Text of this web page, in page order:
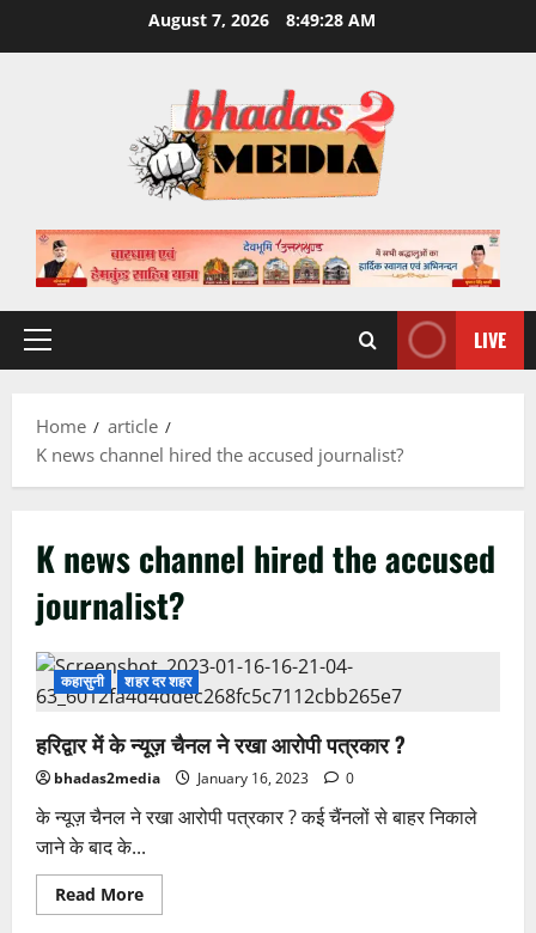
August 7, 2026 8:49:29 AM
Primary
LIVE
Home
article
K news channel hired the accused journalist?
K news channel hired the accused
journalist?
कहासुनी शहर दर शहर
हरिद्वार में के न्यूज़ चैनल ने रखा आरोपी पत्रकार ?
bhadas2media January 16, 2023 0
के न्यूज़ चैनल ने रखा आरोपी पत्रकार ? कई चैंनलों से बाहर निकाले
जाने के बाद के...
Read MoreRead
more